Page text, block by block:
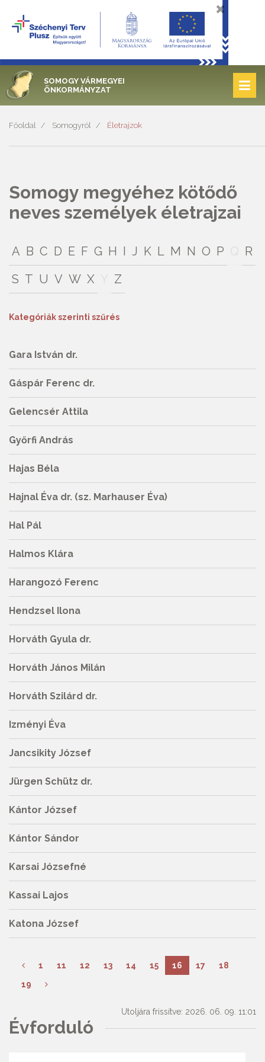
SOMOGY VÁRMEGYEI
ÖNKORMÁNYZAT
Főoldal Somogyról Életrajzok
Somogy megyéhez kötődő
neves személyek életrajzai
A B C D E F G H I J K L M N O P
R
S T U V W X Z
Kategóriák szerinti szűrés
Gara István dr.
Gáspár Ferenc dr.
Gelencsér Attila
Győrfi András
Hajas Béla
Hajnal Éva dr. (sz. Marhauser Éva)
Hal Pál
Halmos Klára
Harangozó Ferenc
Hendzsel Ilona
Horváth Gyula dr.
Horváth János Milán
Horváth Szilárd dr.
Izményi Éva
Jancsikity József
Jürgen Schütz dr.
Kántor József
Kántor Sándor
Karsai Józsefné
Kassai Lajos
Katona József
1 11 12 13 14 15 16 17
18
19
Utoljára frissítve: 2026. 06. 09. 11:01
Évforduló